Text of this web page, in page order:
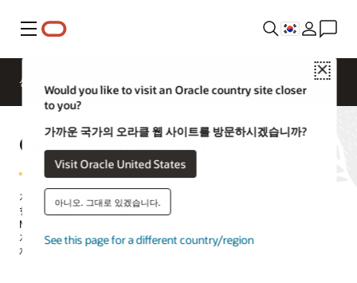
메뉴
Close
Would you like to visit an Oracle country site closer
to you?
가까운 국가의 오라클 웹 사이트를 방문하시겠습니까?
Visit Oracle United States
아니오. 그대로 있겠습니다.
See this page for a different country/region
산업별 SCM
Oracle Manufacturing
지금 사용 중인제조애플리케이션은 비용 절감, 생산 효율성 및 품질
향상에 실질적인 도움을 주고 있나요? Oracle Fusion Cloud
Manufacturing은 인공지능 기반의 지능적이고, 서로 연결되고,
자동화된 스마트 운영 솔루션으로 글로벌 혼합 모드 제조를 간소화해
제조업체의 운영 성과 극대화를 지원합니다.